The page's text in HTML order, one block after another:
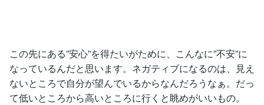
この先にある”安心”を得たいがために、こんなに”不安”に
なっているんだと思います。ネガティブになるのは、見え
ないところで自分が望んでいるからなんだろうなぁ。だっ
て低いところから高いところに行くと眺めがいいもの。